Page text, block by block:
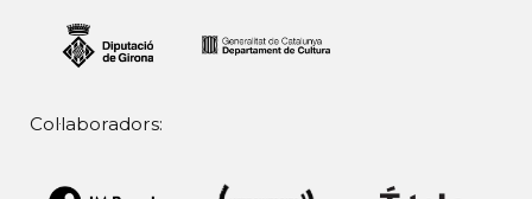
Col·laboradors: